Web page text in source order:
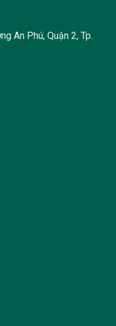
An Phú, Quận 2, Tp.